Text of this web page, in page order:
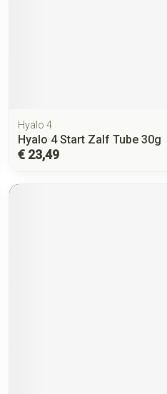
Hyalo 4
Hyalo 4 Start Zalf Tube 30g
€ 23,49